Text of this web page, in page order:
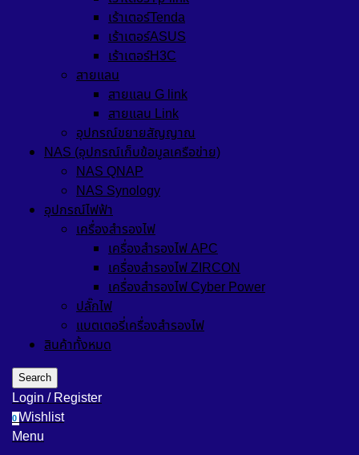
เร้าเตอร์Tenda
เร้าเตอร์ASUS
เร้าเตอร์H3C
สายแลน
สายแลน G link
สายแลน Link
อุปกรณ์ขยายสัญญาณ
NAS (อุปกรณ์เก็บข้อมูลเครือข่าย)
NAS QNAP
NAS Synology
อุปกรณ์ไฟฟ้า
เครื่องสำรองไฟ
เครื่องสำรองไฟ APC
เครื่องสำรองไฟ ZIRCON
เครื่องสำรองไฟ Cyber Power
ปลั๊กไฟ
แบตเตอรี่เครื่องสำรองไฟ
สินค้าทั้งหมด
Search
Login / Register
0Wishlist
Menu